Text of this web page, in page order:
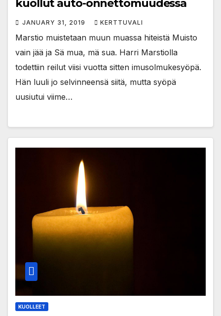
kuollut auto-onnettomuudessa
JANUARY 31, 2019 KERTTUVALI
Marstio muistetaan muun muassa hiteistä Muisto
vain jää ja Sä mua, mä sua. Harri Marstiolla
todettiin reilut viisi vuotta sitten imusolmukesyöpä.
Hän luuli jo selvinneensä siitä, mutta syöpä
uusiutui viime…
KUOLLEET